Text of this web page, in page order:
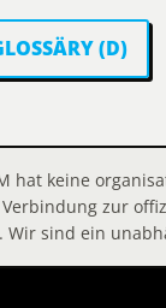
(D)
hat keine
zur
Wir sind ein